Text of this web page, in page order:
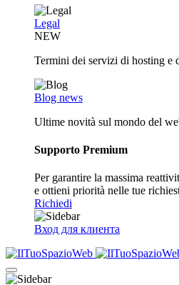
Legal
NEW
Termini dei servizi di hosting e
Blog news
Ultime novità sul mondo del
Supporto Premium
Per garantire la massima
e ottieni priorità nelle tue
Richiedi
Вход для клиента